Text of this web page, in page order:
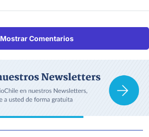
Mostrar Comentarios